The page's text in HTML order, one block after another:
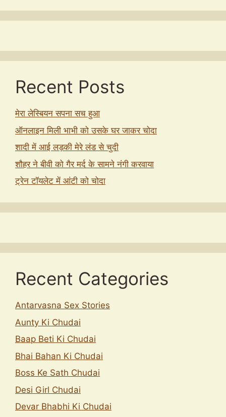
Recent Posts
मेरा लेस्बियन सपना सच हुआ
ऑनलाइन मिली भाभी को उसके घर जाकर चोदा
शादी में आई लड़की मेरे लंड से चुदी
शौहर ने बीवी को गैर मर्द के सामने नंगी करवाया
ट्रेन टॉयलेट में आंटी को चोदा
Recent Categories
Antarvasna Sex Stories
Aunty Ki Chudai
Baap Beti Ki Chudai
Bhai Bahan Ki Chudai
Boss Ke Sath Chudai
Desi Girl Chudai
Devar Bhabhi Ki Chudai